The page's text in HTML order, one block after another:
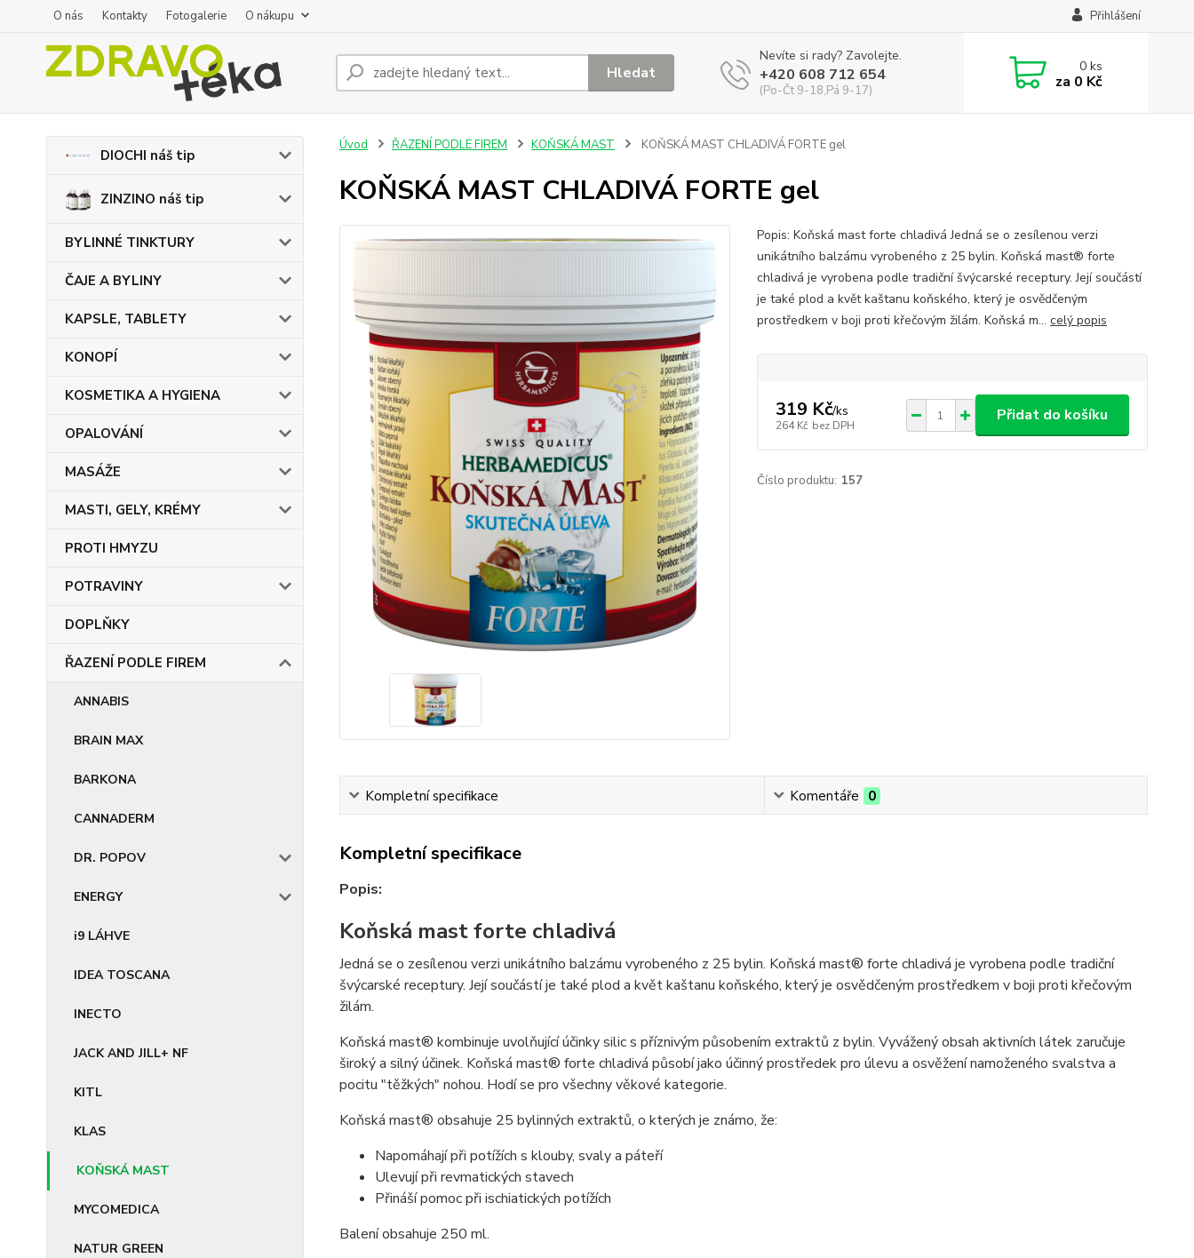
O nás Kontakty Fotogalerie O nákupu Přihlášení
Hledat
Nevíte si rady? Zavolejte.
+420 608 712 654
(Po-Čt 9-18,Pá 9-17)
0ks
za 0 Kč
DIOCHI náš tip
ZINZINO náš tip
BYLINNÉ TINKTURY
ČAJE A BYLINY
KAPSLE, TABLETY
KONOPÍ
KOSMETIKA A HYGIENA
OPALOVÁNÍ
MASÁŽE
MASTI, GELY, KRÉMY
PROTI HMYZU
POTRAVINY
DOPLŇKY
ŘAZENÍ PODLE FIREM
ANNABIS
BRAIN MAX
BARKONA
CANNADERM
DR. POPOV
ENERGY
i9 LÁHVE
IDEA TOSCANA
INECTO
JACK AND JILL+ NF
KITL
KLAS
KOŇSKÁ MAST
MYCOMEDICA
NATUR GREEN
Úvod ŘAZENÍ PODLE FIREM KOŇSKÁ MAST KOŇSKÁ MAST CHLADIVÁ FORTE gel
KOŇSKÁ MAST CHLADIVÁ FORTE gel
Popis: Koňská mast forte chladivá Jedná se o zesílenou verzi
unikátního balzámu vyrobeného z 25 bylin. Koňská mast® forte
chladivá je vyrobena podle tradiční švýcarské receptury. Její součástí
je také plod a květ kaštanu koňského, který je osvědčeným
prostředkem v boji proti křečovým žilám. Koňská m... celý popis
319 Kč/ks
264 Kč bez DPH
Přidat do košíku
Číslo produktu: 157
Kompletní specifikace Komentáře 0
Kompletní specifikace
Popis:
Koňská mast forte chladivá
Jedná se o zesílenou verzi unikátního balzámu vyrobeného z 25 bylin. Koňská mast® forte chladivá je vyrobena podle tradiční
švýcarské receptury. Její součástí je také plod a květ kaštanu koňského, který je osvědčeným prostředkem v boji proti křečovým
žilám.
Koňská mast® kombinuje uvolňující účinky silic s příznivým působením extraktů z bylin. Vyvážený obsah aktivních látek zaručuje
široký a silný účinek. Koňská mast® forte chladivá působí jako účinný prostředek pro úlevu a osvěžení namoženého svalstva a
pocitu "těžkých" nohou. Hodí se pro všechny věkové kategorie.
Koňská mast® obsahuje 25 bylinných extraktů, o kterých je známo, že:
Napomáhají při potížích s klouby, svaly a páteří
Ulevují při revmatických stavech
Přináší pomoc při ischiatických potížích
Balení obsahuje 250 ml.